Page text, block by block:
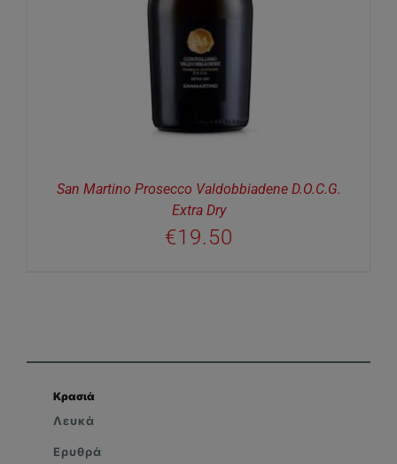
San Martino Prosecco Valdobbiadene D.O.C.G.
Extra Dry
€19.50
Κρασιά
Λευκά
Ερυθρά